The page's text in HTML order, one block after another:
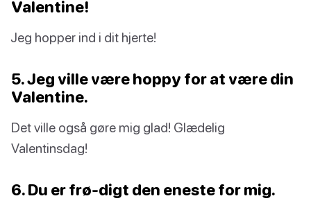
Valentine!
Jeg hopper ind i dit hjerte!
5. Jeg ville være hoppy for at være din
Valentine.
Det ville også gøre mig glad! Glædelig
Valentinsdag!
6. Du er frø-digt den eneste for mig.